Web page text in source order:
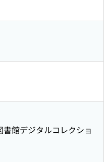
館デジタルコレクショ